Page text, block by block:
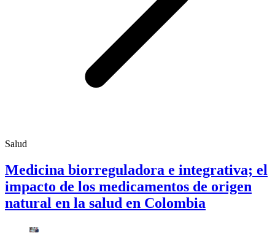
Salud
Medicina biorreguladora e integrativa; el
impacto de los medicamentos de origen
natural en la salud en Colombia